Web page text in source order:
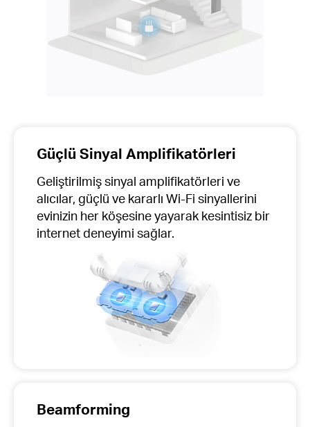
Güçlü Sinyal Amplifikatörleri
Geliştirilmiş sinyal amplifikatörleri ve
alıcılar, güçlü ve kararlı Wi-Fi sinyallerini
evinizin her köşesine yayarak kesintisiz bir
internet deneyimi sağlar.
Beamforming